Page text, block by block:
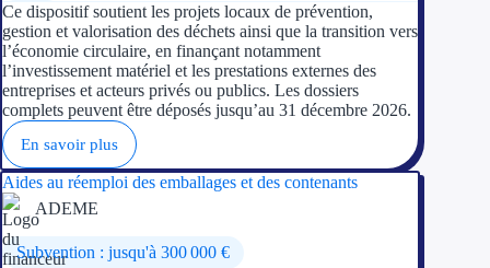
Ce dispositif soutient les projets locaux de prévention,
gestion et valorisation des déchets ainsi que la transition vers
l’économie circulaire, en finançant notamment
l’investissement matériel et les prestations externes des
entreprises et acteurs privés ou publics. Les dossiers
complets peuvent être déposés jusqu’au 31 décembre 2026.
En savoir plus
Aides au réemploi des emballages et des contenants
ADEME
Subvention : jusqu'à 300 000 €